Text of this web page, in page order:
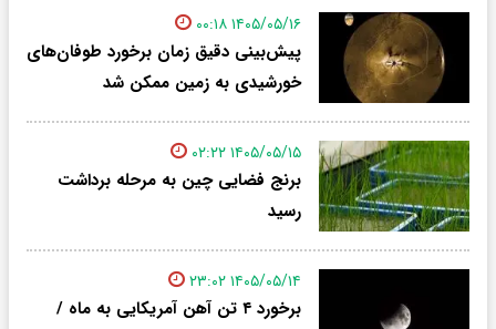
۱۴۰۵/۰۵/۱۶ ۰۰:۱۸
پیش‌بینی دقیق زمان برخورد طوفان‌های
خورشیدی به زمین ممکن شد
۱۴۰۵/۰۵/۱۵ ۰۲:۲۲
برنج فضایی چین به مرحله برداشت
رسید
۱۴۰۵/۰۵/۱۴ ۲۳:۰۲
برخورد ۴ تن آهن آمریکایی به ماه /